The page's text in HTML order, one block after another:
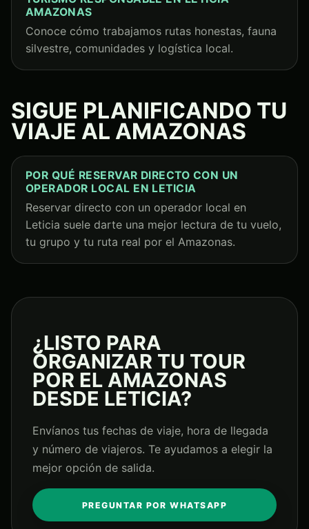
AMAZONAS
Conoce cómo trabajamos rutas honestas, fauna
silvestre, comunidades y logística local.
SIGUE PLANIFICANDO TU
VIAJE AL AMAZONAS
POR QUÉ RESERVAR DIRECTO CON UN
OPERADOR LOCAL EN LETICIA
Reservar directo con un operador local en
Leticia suele darte una mejor lectura de tu vuelo,
tu grupo y tu ruta real por el Amazonas.
¿LISTO PARA
ORGANIZAR TU TOUR
POR EL AMAZONAS
DESDE LETICIA?
Envíanos tus fechas de viaje, hora de llegada
y número de viajeros. Te ayudamos a elegir la
mejor opción de salida.
PREGUNTAR POR WHATSAPP